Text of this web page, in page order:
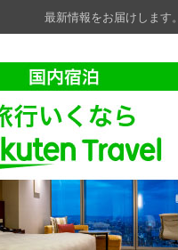
最新情報をお届けします。